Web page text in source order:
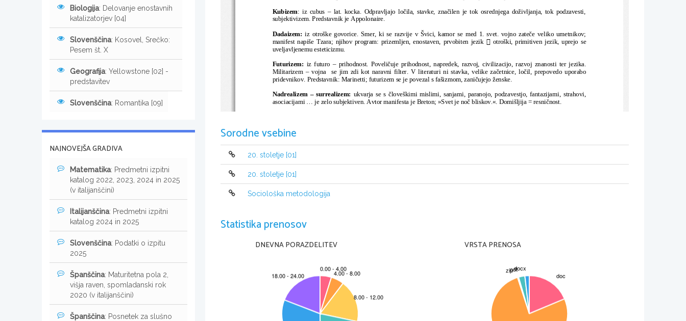
Kubizem: iz cubus – lat. kocka. Odpravljajo ločila, stavke, značilen je tok osrednjega doživljanja, tok podzavesti,
subjektivizem. Predstavnik je Appolonaire.
Dadaizem: iz otroške govorice. Smer, ki se razvije v Švici, kamor se med 1. svet. vojno zateče veliko umetnikov;
manifest napiše Tzara; njihov program: prizemljen, enostaven, prvobiten jezik  otroški, primitiven jezik, uprejo se
uveljavljenemu esteticizmu.
Futurizem:
  iz futuro – prihodnost. Poveličuje prihodnost, napredek, razvoj, civilizacijo, razvoj znanosti ter jezika.
Militarizem – vojna  se jim zdi kot naravni filter. V literaturi ni stavka, velike začetnice, ločil, prepovedo uporabo
pridevnikov. Predstavnik: Marinetti; futurizem se je povezal s fašizmom, zaničujejo ženske.
Nadrealizem – surrealizem: ukvarja se s človeškimi mislimi, sanjami, paranojo, podzavestjo, fantazijami, strahovi,
asociacijami ... je zelo subjektiven. Avtor manifesta je Breton; »Svet je noč bliskov.«. Domišljija = resničnost.
Socialistični realizem:
1934, postane izrazito ideološka smer, ki je obenem tradicionalna in konservativna; utrjuje in opeva lastno politično
smer. Socialistični realizem je bil nasproten modernizmu. O posameznikih ni veliko govora, gre bolj za kolektive.
Namen je konkretno prikazovanje stvari. V SZ postane edina dovoljena smer.
Sorodne vsebine
20. stoletje [01]
20. stoletje [01]
Sociološka metodologija
Statistika prenosov
DNEVNA PORAZDELITEV VRSTA PRENOSA
Biologija: Delovanje enostavnih
katalizatorjev [04]
Slovenščina: Kosovel, Srečko:
Pesem št. X
Geografija: Yellowstone [02] -
predstavitev
Slovenščina: Romantika [09]
NAJNOVEJŠA GRADIVA
Matematika: Predmetni izpitni
katalog 2022, 2023, 2024 in 2025
(v italijanščini)
Italijanščina: Predmetni izpitni
katalog 2024 in 2025
Slovenščina: Podatki o izpitu
2025
Španščina: Maturitetna pola 2,
višja raven, spomladanski rok
2020 (v italijanščini)
Španščina: Posnetek za slušno